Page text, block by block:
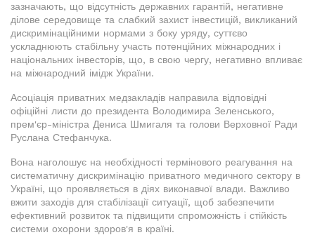
зазначають, що відсутність державних гарантій, негативне
ділове середовище та слабкий захист інвестицій, викликаний
дискримінаційними нормами з боку уряду, суттєво
ускладнюють стабільну участь потенційних міжнародних і
національних інвесторів, що, в свою чергу, негативно впливає
на міжнародний імідж України.
Асоціація приватних медзакладів направила відповідні
офіційні листи до президента Володимира Зеленського,
прем'єр-міністра Дениса Шмигаля та голови Верховної Ради
Руслана Стефанчука.
Вона наголошує на необхідності термінового реагування на
систематичну дискримінацію приватного медичного сектору в
Україні, що проявляється в діях виконавчої влади. Важливо
вжити заходів для стабілізації ситуації, щоб забезпечити
ефективний розвиток та підвищити спроможність і стійкість
системи охорони здоров'я в країні.